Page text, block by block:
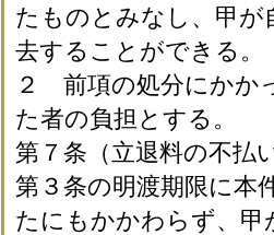
たものとみなし、甲が
去することができる。
２ 前項の処分にかか
た者の負担とする。
第７条（立退料の不
第３条の明渡期限に本
たにもかかわらず、甲